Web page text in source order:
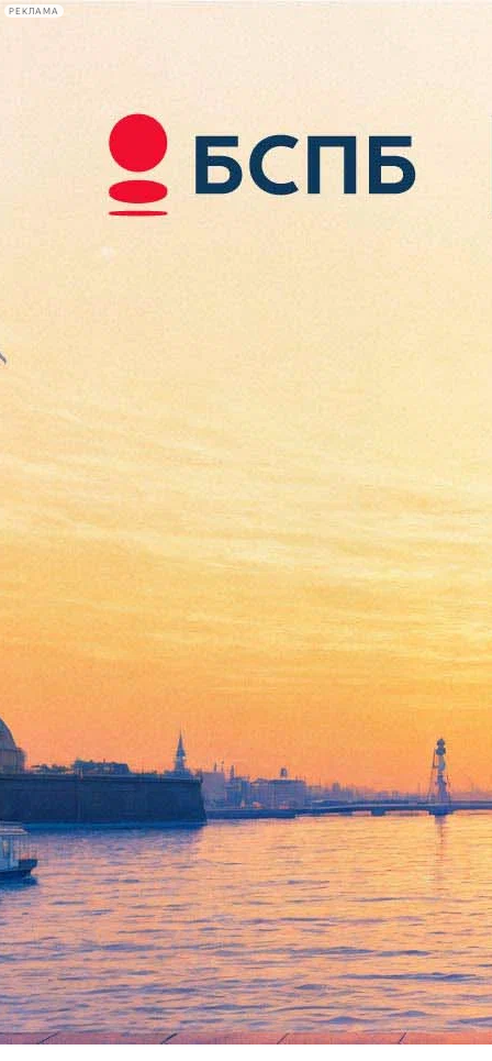
РЕКЛАМА
Сегодня:
2026.08.08
17:41
Афиша Plus
Rammstein выживают среди
дикарей — рокеры
выпустили третий клип к
новому альбому